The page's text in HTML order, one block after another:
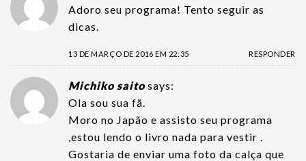
Adoro seu programa! Tento seguir as
dicas.
13 DE MARÇO DE 2016 EM 22:35 RESPONDER
Michiko saito says:
Ola sou sua fã.
Moro no Japão e assisto seu programa
,estou lendo o livro nada para vestir .
Gostaria de enviar uma foto da calça que